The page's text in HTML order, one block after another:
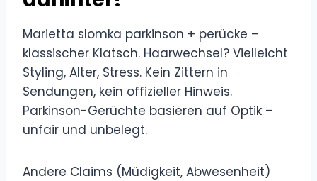
Marietta slomka parkinson + perücke –
klassischer Klatsch. Haarwechsel? Vielleicht
Styling, Alter, Stress. Kein Zittern in
Sendungen, kein offizieller Hinweis.
Parkinson-Gerüchte basieren auf Optik –
unfair und unbelegt.
Andere Claims (Müdigkeit, Abwesenheit)